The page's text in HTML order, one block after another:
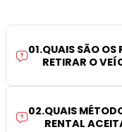
01.QUAIS SÃO OS
RETIRAR O
02.QUAIS
RENTAL